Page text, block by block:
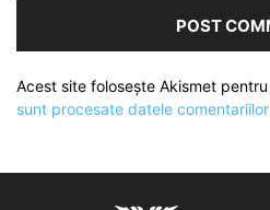
Acest site folosește Akismet
sunt procesate datele